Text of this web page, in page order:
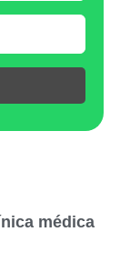
médica